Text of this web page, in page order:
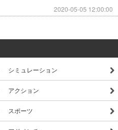
2020-05-05 12:00:00
シミュレーション
アクション
スポーツ